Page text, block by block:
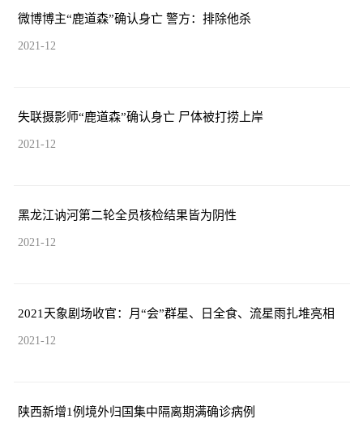
微博博主“鹿道森”确认身亡 警方：排除他杀
2021-12
失联摄影师“鹿道森”确认身亡 尸体被打捞上岸
2021-12
黑龙江讷河第二轮全员核检结果皆为阴性
2021-12
2021天象剧场收官：月“会”群星、日全食、流星雨扎堆亮相
2021-12
陕西新增1例境外归国集中隔离期满确诊病例